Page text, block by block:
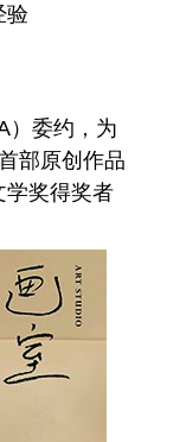
验
）委约，为
部原创作品
学奖得奖者